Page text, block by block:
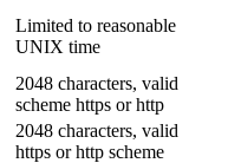
Limited to reasonable
UNIX time
2048 characters, valid
scheme https or http
2048 characters, valid
https or http scheme